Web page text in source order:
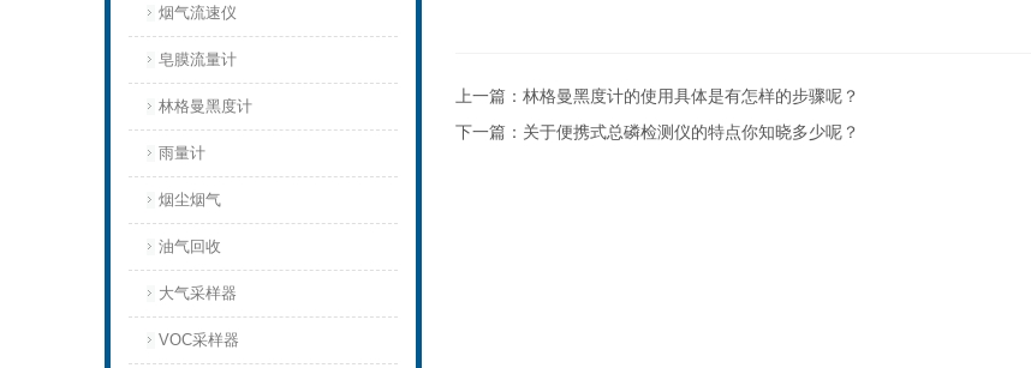
烟气流速仪
皂膜流量计
林格曼黑度计
雨量计
烟尘烟气
油气回收
大气采样器
VOC采样器
上一篇： 林格曼黑度计的使用具体是有怎样的步骤呢？
下一篇： 关于便携式总磷检测仪的特点你知晓多少呢？